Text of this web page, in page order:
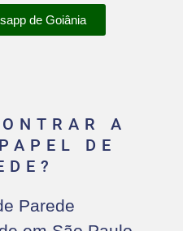
de Goiânia
A
DE
Parede